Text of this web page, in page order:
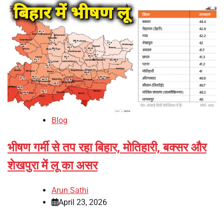
Blog
भीषण गर्मी से तप रहा बिहार, मोतिहारी, बक्सर और
शेखपुरा में लू का असर
Arun Sathi
April 23, 2026